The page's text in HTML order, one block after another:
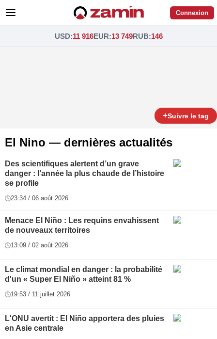
Connexion
USD:11 916EUR:13 749RUB:146
+Suivre le tag
El Nino — dernières actualités
Des scientifiques alertent d’un grave
danger : l’année la plus chaude de l’histoire
se profile
23:34 / 06 août 2026
Menace El Niño : Les requins envahissent
de nouveaux territoires
13:09 / 02 août 2026
Le climat mondial en danger : la probabilité
d'un « Super El Niño » atteint 81 %
19:53 / 11 juillet 2026
L'ONU avertit : El Niño apportera des pluies
en Asie centrale